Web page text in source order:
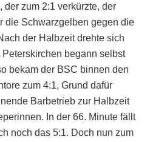
der zum 2:1 verkürzte, der
die Schwarzgelben gegen die
der Halbzeit drehte sich
begann selbst
bekam der BSC binnen den
zum 4:1, Grund dafür
Barbetrieb zur Halbzeit
In der 66. Minute fällt
noch das 5:1. Doch nun zum